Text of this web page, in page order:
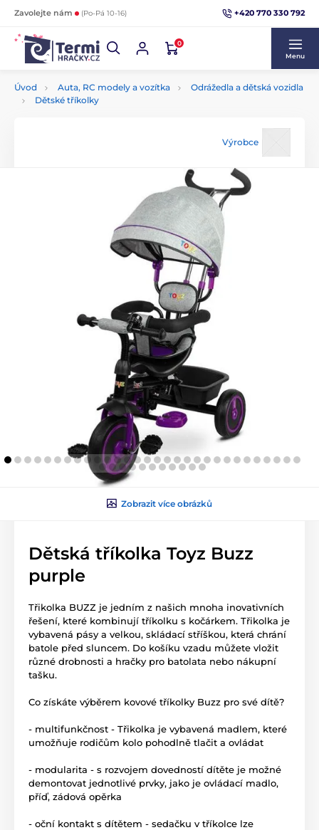
Zavolejte nám (Po-Pá 10-16) +420 770 330 792
0
Menu
Úvod Auta, RC modely a vozítka
Odrážedla a dětská vozidla
Dětské tříkolky
Výrobce
Zobrazit více obrázků
Dětská tříkolka Toyz Buzz
purple
Třikolka BUZZ je jedním z našich mnoha inovativních
řešení, které kombinují tříkolku s kočárkem. Třikolka je
vybavená pásy a velkou, skládací stříškou, která chrání
batole před sluncem. Do košíku vzadu můžete vložit
různé drobnosti a hračky pro batolata nebo nákupní
tašku.
Co získáte výběrem kovové tříkolky Buzz pro své dítě?
- multifunkčnost - Třikolka je vybavená madlem, které
umožňuje rodičům kolo pohodlně tlačit a ovládat
- modularita - s rozvojem dovedností dítěte je možné
demontovat jednotlivé prvky, jako je ovládací madlo,
příď, zádová opěrka
- oční kontakt s dítětem - sedačku v tříkolce lze